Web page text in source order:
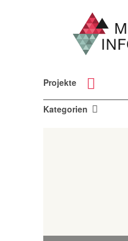
Projekte
Kategorien